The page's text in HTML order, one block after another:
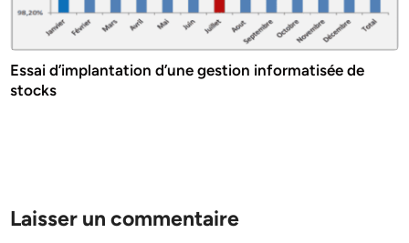
Essai d’implantation d’une gestion informatisée de
stocks
Laisser un commentaire